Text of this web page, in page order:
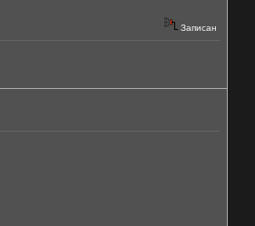
Записан